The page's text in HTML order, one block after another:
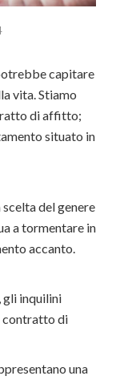
capitare
vita. Stiamo
di affitto;
situato in
del genere
a tormentare in
accanto.
gli inquilini
contratto di
una